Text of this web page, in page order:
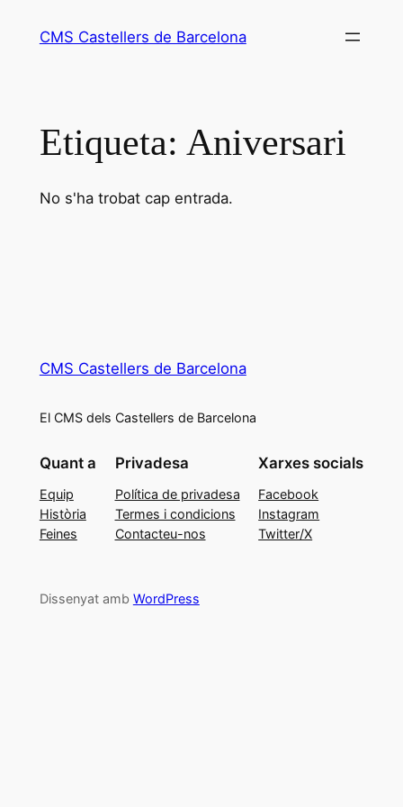
CMS Castellers de Barcelona
Etiqueta: Aniversari
No s'ha trobat cap entrada.
CMS Castellers de Barcelona
El CMS dels Castellers de Barcelona
Quant a
Equip
Història
Feines
Privadesa
Política de privadesa
Termes i condicions
Contacteu-nos
Xarxes socials
Facebook
Instagram
Twitter/X
Dissenyat amb WordPress